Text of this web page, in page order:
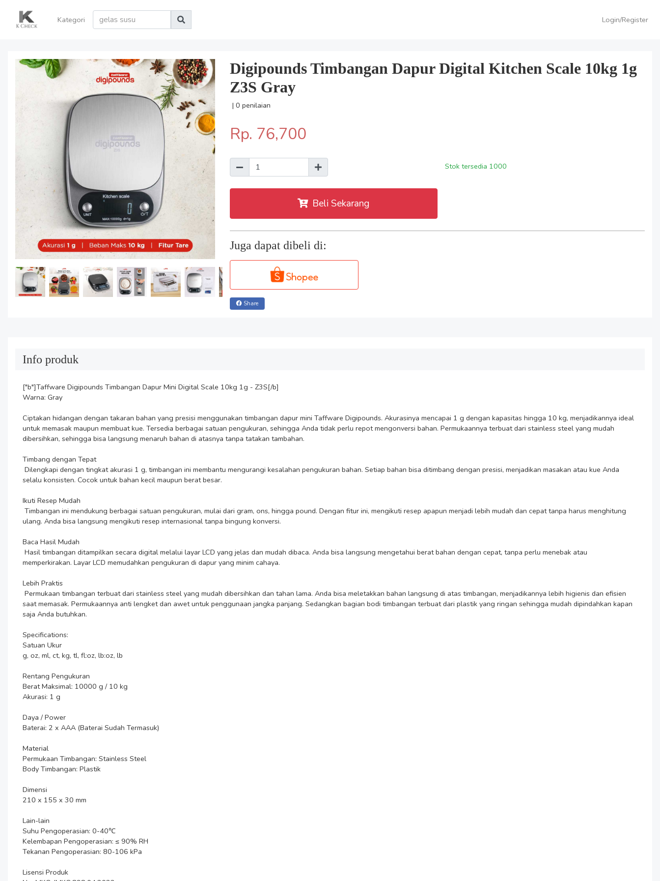
Kategori Login/Register
Digipounds Timbangan Dapur Digital Kitchen Scale 10kg 1g
Z3S Gray
| 0 penilaian
Rp. 76,700
Stok tersedia 1000
Beli Sekarang
Juga dapat dibeli di:
Share
Info produk
["b"]Taffware Digipounds Timbangan Dapur Mini Digital Scale 10kg 1g - Z3S[/b]
Warna: Gray
Ciptakan hidangan dengan takaran bahan yang presisi menggunakan timbangan dapur mini Taffware Digipounds. Akurasinya mencapai 1 g dengan kapasitas hingga 10 kg, menjadikannya ideal
untuk memasak maupun membuat kue. Tersedia berbagai satuan pengukuran, sehingga Anda tidak perlu repot mengonversi bahan. Permukaannya terbuat dari stainless steel yang mudah
dibersihkan, sehingga bisa langsung menaruh bahan di atasnya tanpa tatakan tambahan.
Timbang dengan Tepat
selalu konsisten. Cocok untuk bahan kecil maupun berat besar.
Ikuti Resep Mudah
ulang. Anda bisa langsung mengikuti resep internasional tanpa bingung konversi.
Baca Hasil Mudah
memperkirakan. Layar LCD memudahkan pengukuran di dapur yang minim cahaya.
Lebih Praktis
saat memasak. Permukaannya anti lengket dan awet untuk penggunaan jangka panjang. Sedangkan bagian bodi timbangan terbuat dari plastik yang ringan sehingga mudah dipindahkan kapan
saja Anda butuhkan.
Specifications:
Satuan Ukur
g, oz, ml, ct, kg, tl, fl:oz, lb:oz, lb
Rentang Pengukuran
Berat Maksimal: 10000 g / 10 kg
Akurasi: 1 g
Daya / Power
Baterai: 2 x AAA (Baterai Sudah Termasuk)
Material
Permukaan Timbangan: Stainless Steel
Body Timbangan: Plastik
Dimensi
210 x 155 x 30 mm
Lain-lain
Suhu Pengoperasian: 0-40℃
Kelembapan Pengoperasian: ≤ 90% RH
Tekanan Pengoperasian: 80-106 kPa
Lisensi Produk